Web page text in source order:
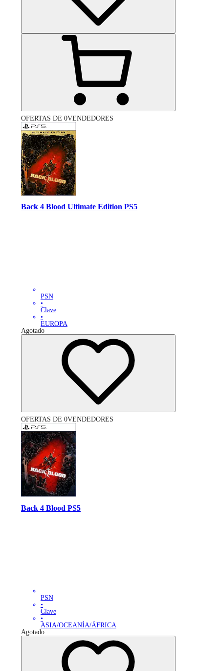
OFERTAS DE 0VENDEDORES
Back 4 Blood Ultimate Edition PS5
PSN
•
Clave
•
EUROPA
Agotado
OFERTAS DE 0VENDEDORES
Back 4 Blood PS5
PSN
•
Clave
•
ASIA/OCEANÍA/ÁFRICA
Agotado